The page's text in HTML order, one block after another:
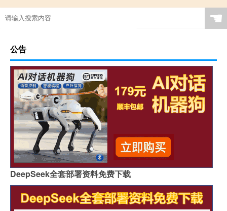
☚
公告
DeepSeek全套部署资料免费下载